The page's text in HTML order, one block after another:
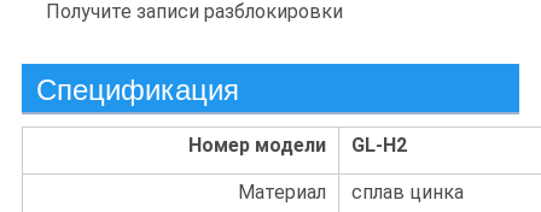
Получите записи разблокировки
Спецификация
Номер модели GL-H2
Материал сплав цинка